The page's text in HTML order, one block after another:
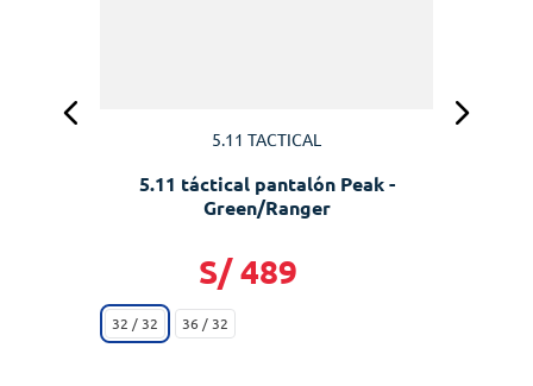
5.11 TACTICAL
5.11 táctical pantalón Peak -
Green/Ranger
S/ 489
32 / 32 36 / 32